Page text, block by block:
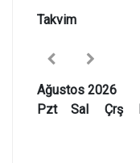
Takvim
Ağustos 2026
Pzt
Sal Çrş